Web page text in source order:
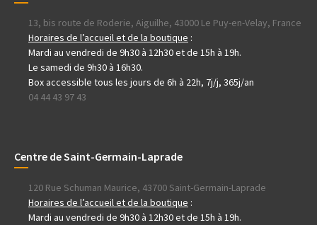
13, bis route de Roderie, Aiguilhe, 43000 Le Puy-en-Velay, France
Horaires de l’accueil et de la boutique :
Mardi au vendredi de 9h30 à 12h30 et de 15h à 19h.
Le samedi de 9h30 à 16h30.
Box accessible tous les jours de 6h à 22h, 7j/j, 365j/an
04 44 43 97 43
Centre de Saint-Germain-Laprade
120 Rue Schuman Maurice, 43700 Saint-Germain-Laprade
Horaires de l’accueil et de la boutique :
Mardi au vendredi de 9h30 à 12h30 et de 15h à 19h.